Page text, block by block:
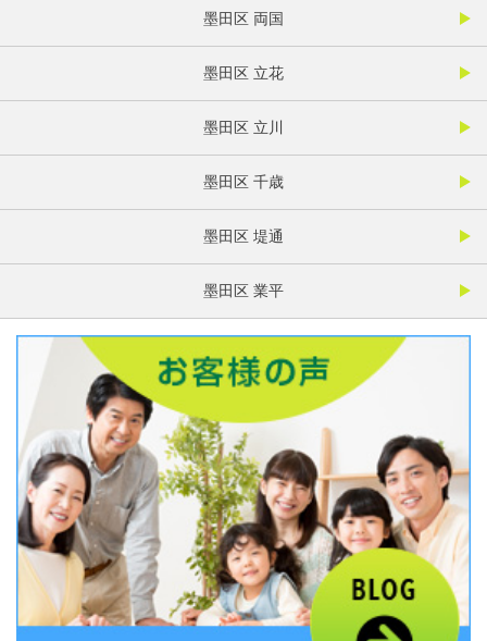
墨田区 両国
墨田区 立花
墨田区 立川
墨田区 千歳
墨田区 堤通
墨田区 業平